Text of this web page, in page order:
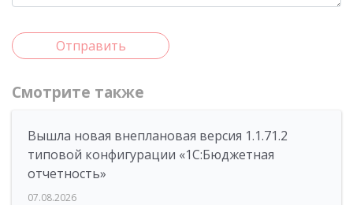
Отправить
Смотрите также
Вышла новая внеплановая версия 1.1.71.2
типовой конфигурации «1C:Бюджетная
отчетность»
07.08.2026